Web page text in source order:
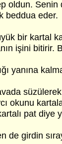
oldun. Senin
beddua eder.
bir kartal
işini bitirir.
yanına
okunu
pat diye
de girdin